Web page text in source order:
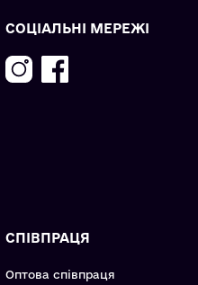
СОЦІАЛЬНІ МЕРЕЖІ
СПІВПРАЦЯ
Оптова співпраця